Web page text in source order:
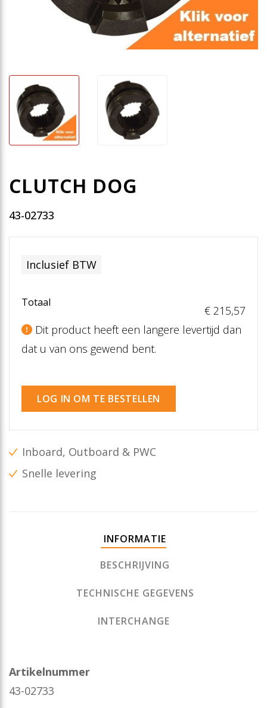
CLUTCH DOG
43-02733
Inclusief BTW
Totaal
€ 215,57
Dit product heeft een langere levertijd dan
dat u van ons gewend bent.
LOG IN OM TE BESTELLEN
Inboard, Outboard & PWC
Snelle levering
INFORMATIE
BESCHRIJVING
TECHNISCHE GEGEVENS
INTERCHANGE
Artikelnummer
43-02733